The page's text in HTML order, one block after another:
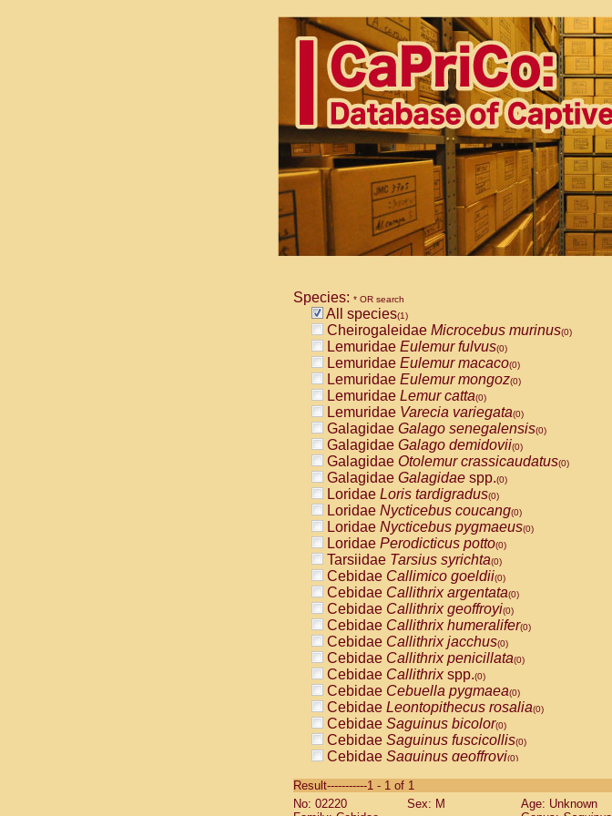
Species: * OR search
All species(1)
Cheirogaleidae Microcebus murinus(0)
Lemuridae Eulemur fulvus(0)
Lemuridae Eulemur macaco(0)
Lemuridae Eulemur mongoz(0)
Lemuridae Lemur catta(0)
Lemuridae Varecia variegata(0)
Galagidae Galago senegalensis(0)
Galagidae Galago demidovii(0)
Galagidae Otolemur crassicaudatus(0)
Galagidae Galagidae spp.(0)
Loridae Loris tardigradus(0)
Loridae Nycticebus coucang(0)
Loridae Nycticebus pygmaeus(0)
Loridae Perodicticus potto(0)
Tarsiidae Tarsius syrichta(0)
Cebidae Callimico goeldii(0)
Cebidae Callithrix argentata(0)
Cebidae Callithrix geoffroyi(0)
Cebidae Callithrix humeralifer(0)
Cebidae Callithrix jacchus(0)
Cebidae Callithrix penicillata(0)
Cebidae Callithrixspp.(0)
Cebidae Cebuella pygmaea(0)
Cebidae Leontopithecus rosalia(0)
Cebidae Saguinus bicolor(0)
Cebidae Saguinus fuscicollis(0)
Cebidae Saguinus geoffroyi(0)
CebidaeSaguinus labiatus(0)
Cebidae Saguinus leucopus (0)
Result-----------1 - 1 of 1
No: 02220
Sex: M
Age: Unknown